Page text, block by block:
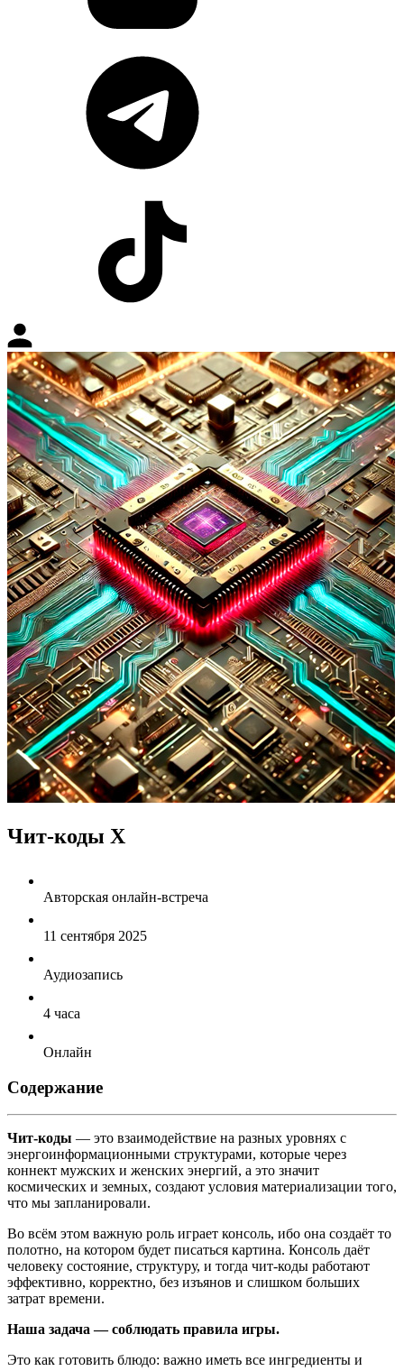
Чит-коды Х
Авторская онлайн-встреча
11 сентября 2025
Аудиозапись
4 часа
Онлайн
Содержание
Чит-коды — это взаимодействие на разных уровнях с
энергоинформационными структурами, которые через
коннект мужских и женских энергий, а это значит
космических и земных, создают условия материализации того,
что мы запланировали.
Во всём этом важную роль играет консоль, ибо она создаёт то
полотно, на котором будет писаться картина. Консоль даёт
человеку состояние, структуру, и тогда чит-коды работают
эффективно, корректно, без изъянов и слишком больших
затрат времени.
Наша задача — соблюдать правила игры.
Это как готовить блюдо: важно иметь все ингредиенты и